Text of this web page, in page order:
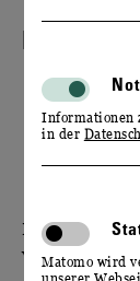
DATEN
Geschichte
Bei Fragen
Verfügung!
Informationen
in der
Matomo wird